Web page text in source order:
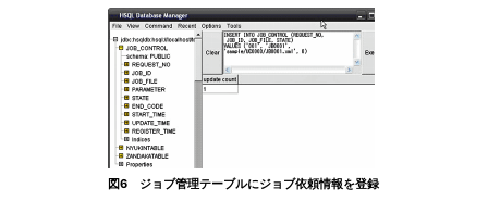
図6 ジョブ管理テーブルにジョブ依頼情報を登録